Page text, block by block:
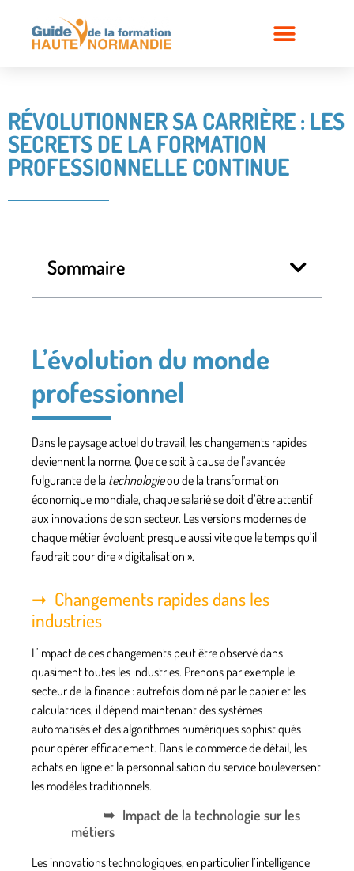
RÉVOLUTIONNER SA CARRIÈRE : LES
SECRETS DE LA FORMATION
PROFESSIONNELLE CONTINUE
Sommaire
L’évolution du monde
professionnel
Dans le paysage actuel du travail, les changements rapides
deviennent la norme. Que ce soit à cause de l’avancée
fulgurante de la technologieou de la transformation
économique mondiale, chaquesalariése doit d’être attentif
aux innovations de son secteur. Lesversions modernes de
chaque métier évoluent presque aussi vite que le temps qu’il
faudrait pour dire « digitalisation ».
Changements rapides dans les
industries
L’impact de ces changements peut être observé dans
quasiment toutes les industries. Prenons par exemple le
secteur de la finance : autrefois dominé par le papier et les
calculatrices, il dépend maintenant des systèmes
automatisés et des algorithmes numériques sophistiqués
pour opérer efficacement. Dans le commerce de détail, les
achats en ligne et la personnalisation du service bouleversent
les modèles traditionnels.
Impact de la technologie sur les
métiers
Les innovations technologiques, en particulier l’intelligence